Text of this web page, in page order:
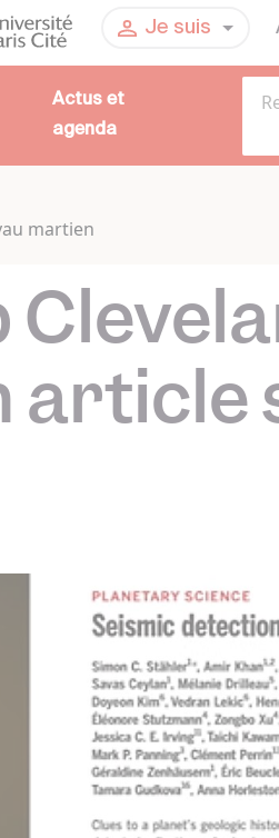
Je suis
Actus et
agenda
martien
article